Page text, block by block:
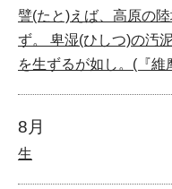
譬(たと)えば、高原の
ず。 卑湿(ひしつ)の汚
を生ずるが如し。(『維
8月
生